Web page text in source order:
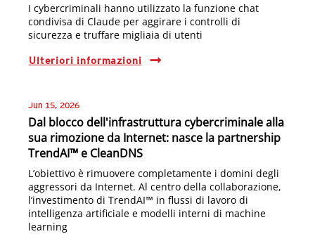
I cybercriminali hanno utilizzato la funzione chat
condivisa di Claude per aggirare i controlli di
sicurezza e truffare migliaia di utenti
Ulteriori informazioni
Jun 15, 2026
Dal blocco dell'infrastruttura cybercriminale alla
sua rimozione da Internet: nasce la partnership
TrendAI™ e CleanDNS
L’obiettivo è rimuovere completamente i domini degli
aggressori da Internet. Al centro della collaborazione,
l’investimento di TrendAI™ in flussi di lavoro di
intelligenza artificiale e modelli interni di machine
learning